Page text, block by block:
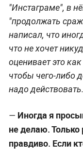
"Инстаграме", в
"продолжать
написал, что
что не хочет
оценивает это
чтобы чего-либо
надо действовать.
— Иногда я
не делаю.
правдиво. Если